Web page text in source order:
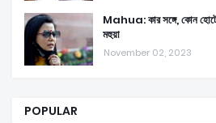
Mahua: কার সঙ্গে, কোন
মহুয়া
November 02, 2023
POPULAR